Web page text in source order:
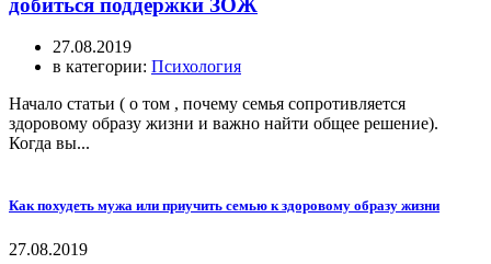
27.08.2019
в категории: Психология
Начало статьи ( о том , почему семья сопротивляется
здоровому образу жизни и важно найти общее решение).
Когда вы...
Как похудеть мужа или приучить семью к здоровому образу жизни
27.08.2019